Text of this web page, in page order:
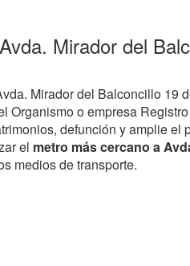
Mirador del
Mirador del Balconcillo 19
Organismo o empresa
defunción y amplie el
el metro más cercano a
medios de transporte.